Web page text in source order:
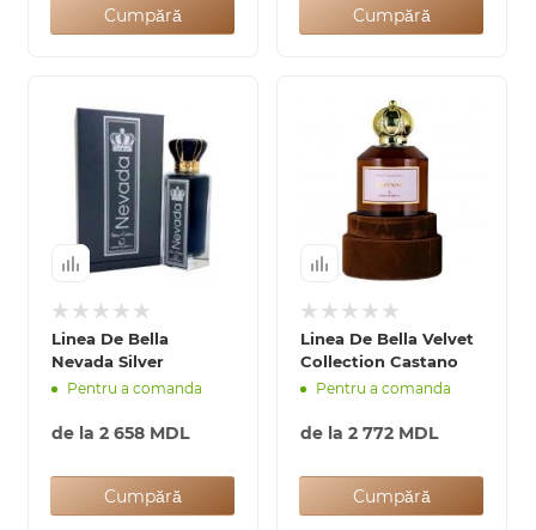
de lei
Cumpără Cumpără
Linea De Bella
Nevada Silver
Pentru a comanda
de la 2 658 MDL
Cumpără
Linea De Bella Velvet
Collection Castano
Pentru a comanda
de la 2 772 MDL
Cumpără